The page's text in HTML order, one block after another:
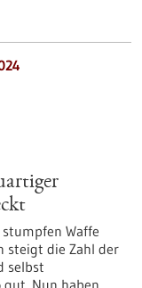
Waffe
steigt die Zahl der
selbst
Nun haben